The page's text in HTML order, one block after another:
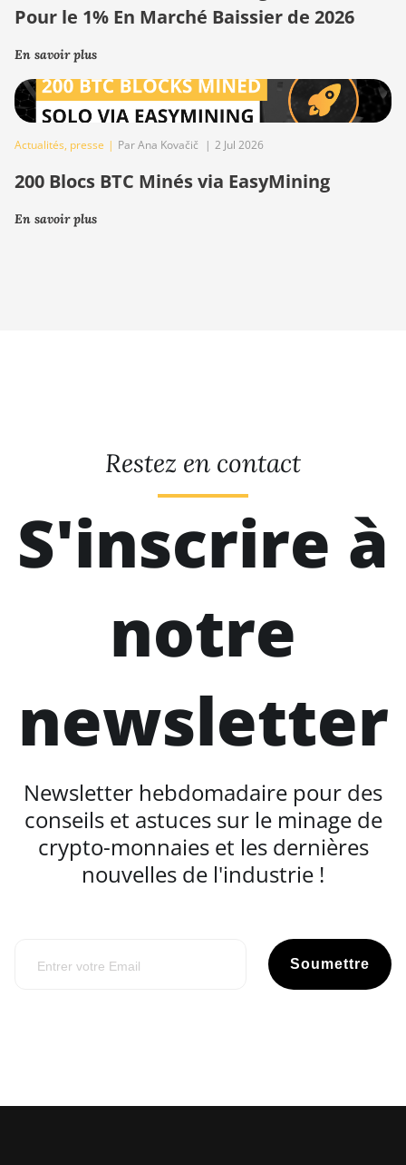
Pour le 1% En Marché Baissier de 2026
En savoir plus
Actualités, presse | Par Ana Kovačič | 2 Jul 2026
200 Blocs BTC Minés via EasyMining
En savoir plus
Restez en contact
S'inscrire à
notre
newsletter
Newsletter hebdomadaire pour des
conseils et astuces sur le minage de
crypto-monnaies et les dernières
nouvelles de l'industrie !
Soumettre